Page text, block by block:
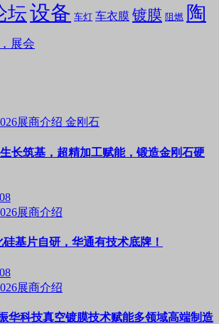
坛设备 车灯 车衣膜 镀膜 阻燃 陶
展会
展商介绍 金刚石
长筑基，超精加工赋能，锻造金刚石硬
展商介绍
基片自研，华通有技术底牌！
展商介绍
华科技真空镀膜技术赋能多领域高端制造